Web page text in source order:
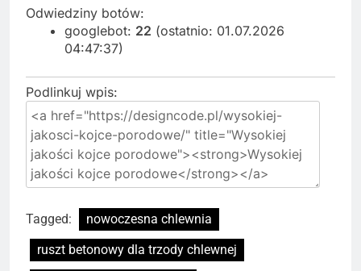
Odwiedziny botów:
googlebot: 22 (ostatnio: 01.07.2026
04:47:37)
Podlinkuj wpis:
Tagged:
nowoczesna chlewnia
ruszt betonowy dla trzody chlewnej